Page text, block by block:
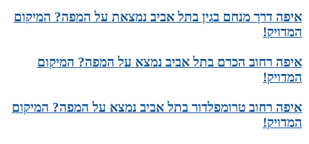
איפה דרך מנחם בגין בתל אביב נמצאת על המפה? המיקום
המדויק!
איפה רחוב הכרם בתל אביב נמצא על המפה? המיקום
המדויק!
איפה רחוב טרומפלדור בתל אביב נמצא על המפה? המיקום
המדויק!